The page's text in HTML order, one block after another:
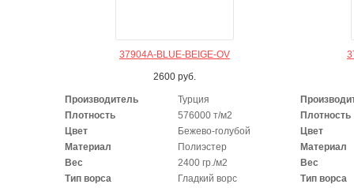
37904A-BLUE-BEIGE-OV
2600 руб.
Производитель
Турция
Плотность
576000 т/м2
Цвет
Бежево-голубой
Материал
Полиэстер
Вес
2400 гр./м2
Тип ворса
Гладкий ворс
Плотность
Цвет
Материал
Вес
Тип ворса